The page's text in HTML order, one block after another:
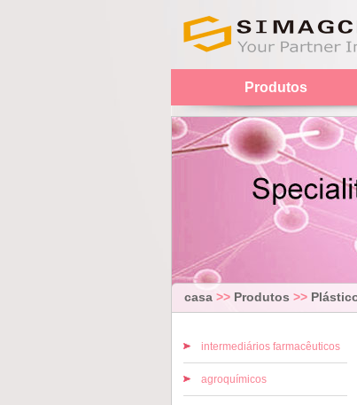
Produtos
casa>> Produtos >> Plástico e
intermediários farmacêuticos
agroquímicos